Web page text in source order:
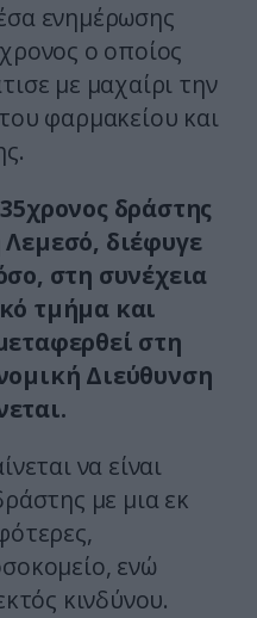
ενημέρωσης
ο οποίος
με μαχαίρι την
φαρμακείου και
δράστης
διέφυγε
στη συνέχεια
τμήμα και
στη
Διεύθυνση
να είναι
με μια εκ
ενώ
κινδύνου.